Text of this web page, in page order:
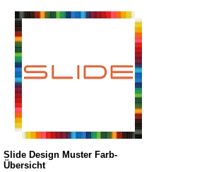
Slide Design Muster Farb-
Übersicht